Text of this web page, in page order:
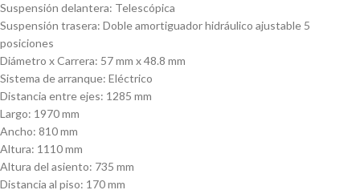
Suspensión delantera: Telescópica
Suspensión trasera: Doble amortiguador hidráulico ajustable 5
posiciones
Diámetro x Carrera: 57 mm x 48.8 mm
Sistema de arranque: Eléctrico
Distancia entre ejes: 1285 mm
Largo: 1970 mm
Ancho: 810 mm
Altura: 1110 mm
Altura del asiento: 735 mm
Distancia al piso: 170 mm